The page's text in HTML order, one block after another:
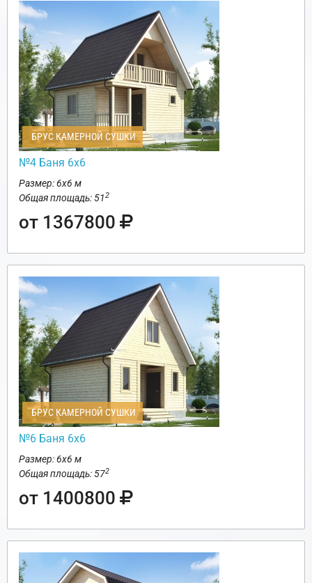
БРУС КАМЕРНОЙ СУШКИ
№4 Баня 6х6
Размер: 6х6 м
Общая площадь: 512
от 1367800
БРУС КАМЕРНОЙ СУШКИ
№6 Баня 6х6
Размер: 6х6 м
Общая площадь: 572
от 1400800